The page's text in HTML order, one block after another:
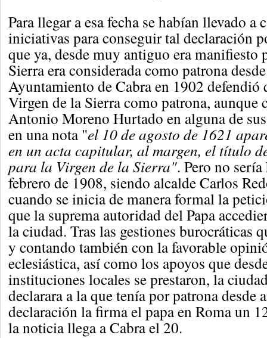
Para llegar a esa fecha se habían llevado a
iniciativas para conseguir tal declaración
que ya, desde muy antiguo era manifiesto
Sierra era considerada como patrona
Ayuntamiento de Cabra en 1902 defendió
Virgen de la Sierra como patrona, aunque
Antonio Moreno Hurtado en alguna de
en una nota "el 10 de agosto de 1621
en un acta capitular, al margen, el título
para la Virgen de la Sierra". Pero no
febrero de 1908, siendo alcalde Carlos
cuando se inicia de manera formal la
que la suprema autoridad del Papa
la ciudad. Tras las gestiones burocráticas
y contando también con la favorable
eclesiástica, así como los apoyos que
instituciones locales se prestaron, la
declarara a la que tenía por patrona desde
declaración la firma el papa en Roma un
la noticia llega a Cabra el 20.